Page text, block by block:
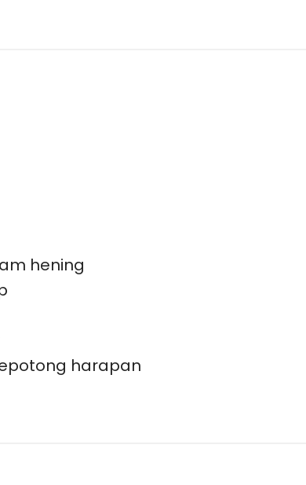
hening
harapan